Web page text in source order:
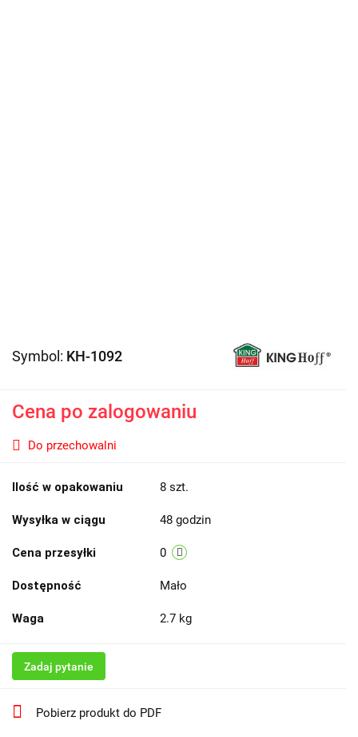
Symbol: KH-1092
Cena po zalogowaniu
Do przechowalni
Ilość w opakowaniu 8 szt.
Wysyłka w ciągu 48 godzin
Cena przesyłki 0
Dostępność Mało
Waga 2.7 kg
Zadaj pytanie
Pobierz produkt do PDF